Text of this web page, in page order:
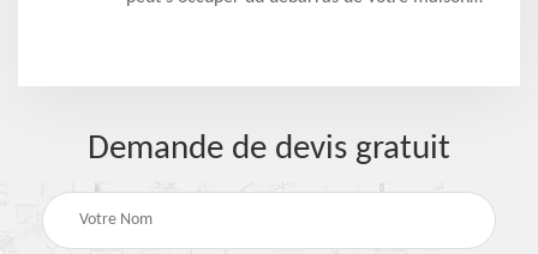
Demande de devis gratuit